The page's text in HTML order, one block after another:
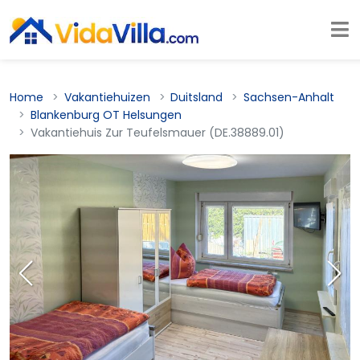
Home Vakantiehuizen Duitsland
Sachsen-Anhalt
Blankenburg OT Helsungen
Vakantiehuis Zur Teufelsmauer (DE.38889.01)